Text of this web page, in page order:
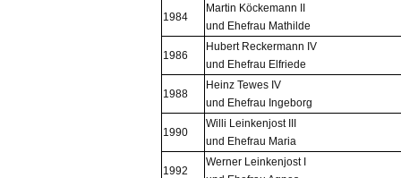
1984
Martin Köckemann II
und Ehefrau Mathilde
1986
Hubert Reckermann IV
und Ehefrau Elfriede
1988
Heinz Tewes IV
und Ehefrau Ingeborg
1990
Willi Leinkenjost III
und Ehefrau Maria
1992
Werner Leinkenjost I